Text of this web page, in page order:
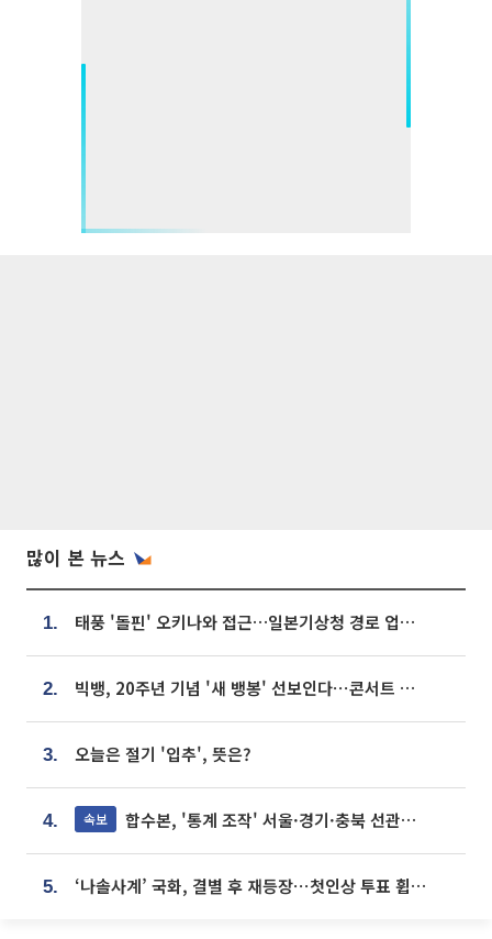
많이 본 뉴스
1. 태풍 '돌핀' 오키나와 접근…일본기상청 경로 업데이트
2. 빅뱅, 20주년 기념 '새 뱅봉' 선보인다⋯콘서트 앞두고 팝업 개최
3. 오늘은 절기 '입추', 뜻은?
4. 속보 합수본, '통계 조작' 서울·경기·충북 선관위 등 추가 압수수색
5. ‘나솔사계’ 국화, 결별 후 재등장⋯첫인상 투표 휩쓸고 ‘인기녀’ 등극